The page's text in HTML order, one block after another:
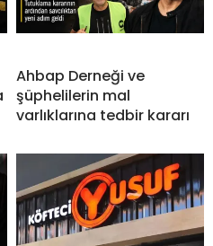
Ahbap Derneği ve
şüphelilerin mal
varlıklarına tedbir kararı